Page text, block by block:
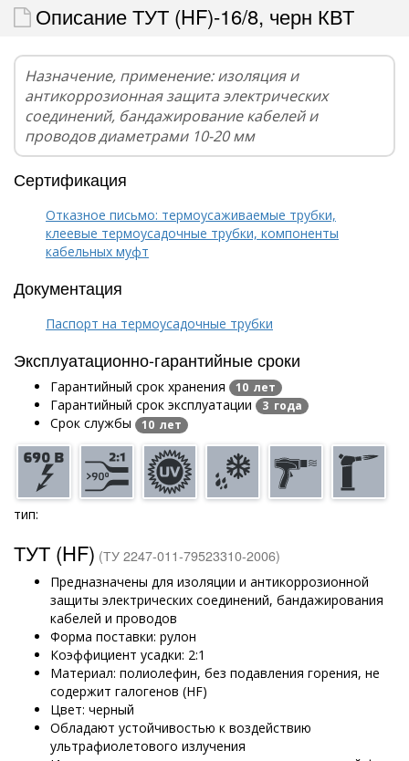
Описание ТУТ (HF)-16/8, черн КВТ
Назначение, применение: изоляция и
антикоррозионная защита электрических
соединений, бандажирование кабелей и
проводов диаметрами 10-20 мм
Сертификация
Отказное письмо: термоусаживаемые трубки,
клеевые термоусадочные трубки, компоненты
кабельных муфт
Документация
Паспорт на термоусадочные трубки
Эксплуатационно-гарантийные сроки
Гарантийный срок хранения 10 лет
Гарантийный срок эксплуатации 3 года
Срок службы 10 лет
тип:
ТУТ (HF) (ТУ 2247-011-79523310-2006)
Предназначены для изоляции и антикоррозионной
защиты электрических соединений, бандажирования
кабелей и проводов
Форма поставки: рулон
Коэффициент усадки: 2:1
Материал: полиолефин, без подавления горения, не
содержит галогенов (HF)
Цвет: черный
Обладают устойчивостью к воздействию
ультрафиолетового излучения